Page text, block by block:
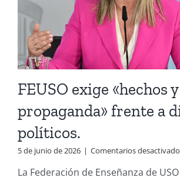
FEUSO exige «hechos
propaganda» frente a
políticos.
5 de junio de 2026 | Comentarios
La Federación de Enseñanza de USO